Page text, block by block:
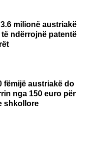
milionë austriakë
ndërrojnë patentë
fëmijë austriakë do
nga 150 euro për
shkollore